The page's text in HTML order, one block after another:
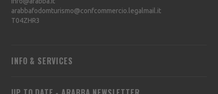
arabbafodomturismo@confcommercio.legalmail.it
T04ZHR3
INFO & SERVICES